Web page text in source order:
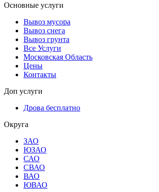
Основные услуги
Вывоз мусора
Вывоз снега
Вывоз грунта
Все Услуги
Московская Область
Цены
Контакты
Доп услуги
Дрова бесплатно
Округа
ЗАО
ЮЗАО
САО
СВАО
ВАО
ЮВАО